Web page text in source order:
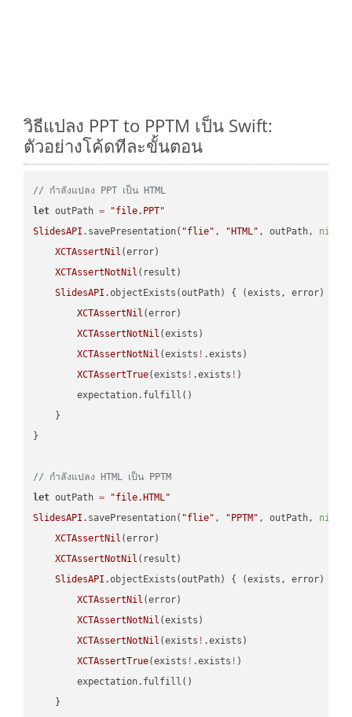
วิธีแปลง PPT to PPTM เป็น Swift:
ตัวอย่างโค้ดทีละขั้นตอน
// กำลังแปลง PPT เป็น HTML
let outPath =
"file.PPT"
SlidesAPI .savePresentation( "flie" , "HTML" , outPath, nil
XCTAssertNil (error)
XCTAssertNotNil (result)
SlidesAPI .objectExists(outPath) { (exists, error) ->
XCTAssertNil (error)
XCTAssertNotNil (exists)
XCTAssertNotNil (exists ! .exists)
XCTAssertTrue(exists ! .exists ! )
        expectation.fulfill()
    }
}
// กำลังแปลง HTML เป็น PPTM
let outPath =
"file.HTML"
SlidesAPI .savePresentation( "flie" , "PPTM" , outPath, nil
XCTAssertNil (error)
XCTAssertNotNil (result)
SlidesAPI .objectExists(outPath) { (exists, error) ->
XCTAssertNil (error)
XCTAssertNotNil (exists)
XCTAssertNotNil (exists ! .exists)
XCTAssertTrue(exists ! .exists ! )
        expectation.fulfill()
    }